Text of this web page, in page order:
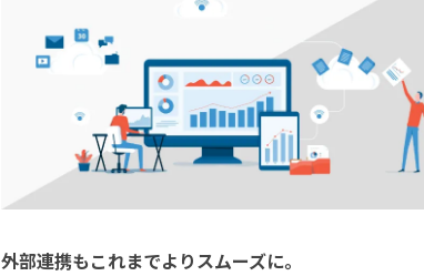
外部連携もこれまでよりスムーズに。